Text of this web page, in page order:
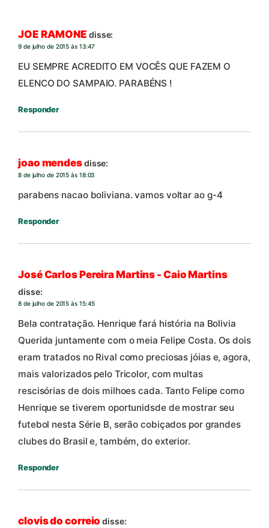
JOE RAMONE disse:
9 de julho de 2015 às 13:47
EU SEMPRE ACREDITO EM VOCÊS QUE FAZEM O
ELENCO DO SAMPAIO. PARABÉNS !
Responder
joao mendesdisse:
8 de julho de 2015 às 18:03
parabens nacao boliviana. vamos voltar ao g-4
Responder
José Carlos Pereira Martins - Caio Martins
disse:
8 de julho de 2015 às 15:45
Bela contratação. Henrique fará história na Bolivia
Querida juntamente com o meia Felipe Costa. Os dois
eram tratados no Rival como preciosas jóias e, agora,
mais valorizados pelo Tricolor, com multas
rescisórias de dois milhoes cada. Tanto Felipe como
Henrique se tiverem oportunidsde de mostrar seu
futebol nesta Série B, serão cobiçados por grandes
clubes do Brasil e, também, do exterior.
Responder
clovis do correio disse: